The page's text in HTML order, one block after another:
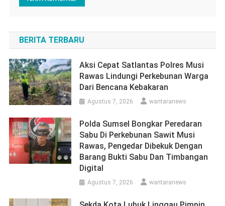
BERITA TERBARU
Aksi Cepat Satlantas Polres Musi
Rawas Lindungi Perkebunan Warga
Dari Bencana Kebakaran
Agustus 7, 2026 wantaranews
Polda Sumsel Bongkar Peredaran
Sabu Di Perkebunan Sawit Musi
Rawas, Pengedar Dibekuk Dengan
Barang Bukti Sabu Dan Timbangan
Digital
Agustus 7, 2026 wantaranews